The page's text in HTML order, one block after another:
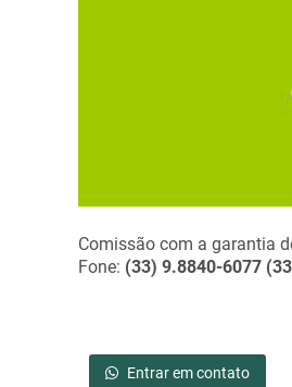
Comissão com a garantia
Fone: (33) 9.8840-6077
Entrar em contato